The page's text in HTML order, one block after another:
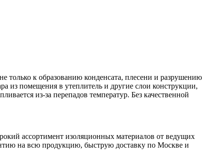
только к образованию конденсата, плесени и разрушению
из помещения в утеплитель и другие слои конструкции,
из-за перепадов температур. Без качественной
ассортимент изоляционных материалов от ведущих
на всю продукцию, быструю доставку по Москве и